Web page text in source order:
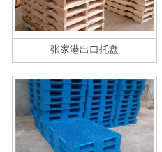
张家港出口托盘